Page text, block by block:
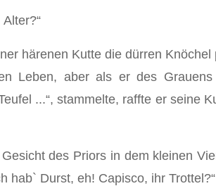
härenen Kutte die dürren Knöchel
Leben, aber als er des
...“, stammelte, raffte er seine
des Priors in dem kleinen
hab` Durst, eh! Capisco, ihr Trottel?“